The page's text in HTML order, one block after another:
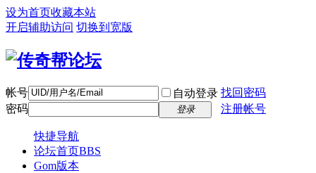
设为首页收藏本站
开启辅助访问 切换到宽版
帐号 自动登录 找回密码
密码
登录 注册帐号
快捷导航
论坛首页BBS
Gom版本